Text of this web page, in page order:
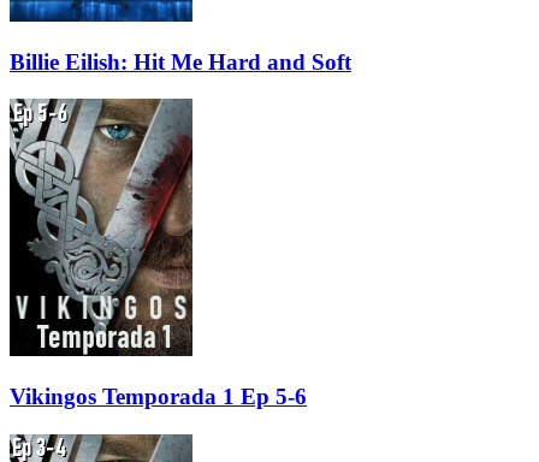
Billie Eilish: Hit Me Hard and Soft
Vikingos Temporada 1 Ep 5-6